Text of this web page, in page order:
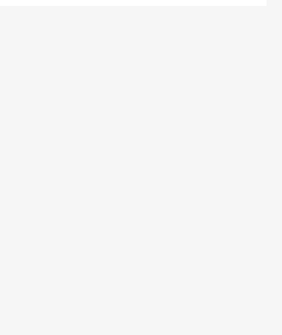
gdy:
danych i nie ma innej podstawy
sprawdzić prawidłowość tych